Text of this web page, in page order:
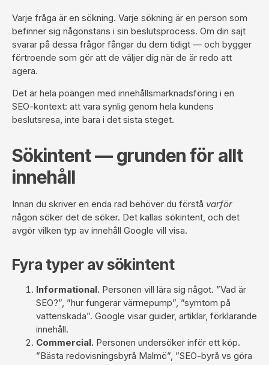
Varje fråga är en sökning. Varje sökning är en person som
befinner sig någonstans i sin beslutsprocess. Om din sajt
svarar på dessa frågor fångar du dem tidigt — och bygger
förtroende som gör att de väljer dig när de är redo att
agera.
Det är hela poängen med innehållsmarknadsföring i en
SEO-kontext: att vara synlig genom hela kundens
beslutsresa, inte bara i det sista steget.
Sökintent — grunden för allt
innehåll
Innan du skriver en enda rad behöver du förstå varför
någon söker det de söker. Det kallas sökintent, och det
avgör vilken typ av innehåll Google vill visa.
Fyra typer av sökintent
Informational. Personen vill lära sig något. ”Vad är
SEO?”, ”hur fungerar värmepump”, ”symtom på
vattenskada”. Google visar guider, artiklar, förklarande
innehåll.
Commercial. Personen undersöker inför ett köp.
”Bästa redovisningsbyrå Malmö”, ”SEO-byrå vs göra